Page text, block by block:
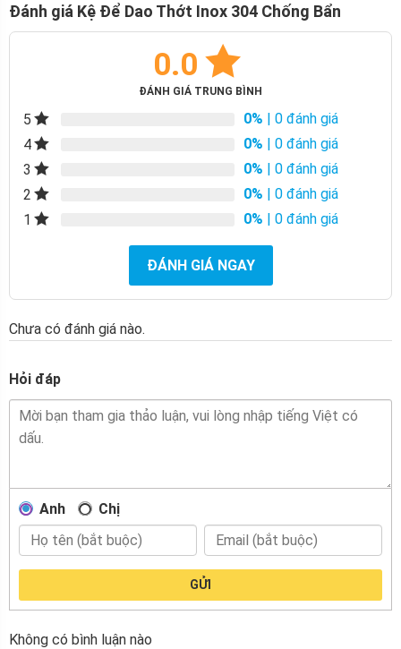
Đánh giá Kệ Để Dao Thớt Inox 304 Chống Bẩn
0.0
ĐÁNH GIÁ TRUNG BÌNH
5 0% | 0 đánh giá
4
0% | 0 đánh giá
3
0% | 0 đánh giá
2
0% | 0 đánh giá
1
0% | 0 đánh giá
ĐÁNH GIÁ NGAY
Chưa có đánh giá nào.
Hỏi đáp
Anh Chị
GỬI
Không có bình luận nào